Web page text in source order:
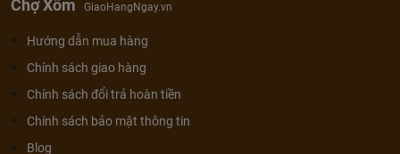
Chợ Xổm GiaoHangNgay.vn
Hướng dẫn mua hàng
Chính sách giao hàng
Chính sách đổi trả hoàn tiền
Chính sách bảo mật thông tin
Blog